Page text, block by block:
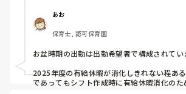
あお
保育士, 認可保育園
お盆時期の出勤は出勤希望者で構成されてい
2025年度の有給休暇が消化しきれない程あ
であってもシフト作成時に有給休暇消化のた